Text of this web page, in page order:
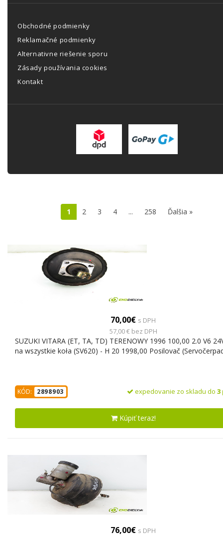
Obchodné podmienky
Reklamačné podmienky
Alternativne riešenie sporu
Zásady používania cookies
Kontakt
1 2 3 4 ... 258 Ďalšia »
70,00€ s DPH
57,00 € bez DPH
SUZUKI VITARA (ET, TA, TD) TERENOWY 1996 100,00 2.0 V6
na wszystkie koła (SV620) - H 20 1998,00 Posilovač
KÓD: 2898903 expedovanie zo skladu do 3
Kúpiť teraz!
76,00€ s DPH